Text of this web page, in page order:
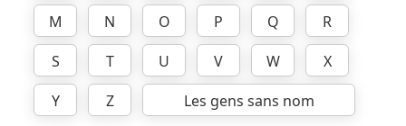
M
N O P Q
R
S
T U V W
X
Y
Z
Les gens sans nom